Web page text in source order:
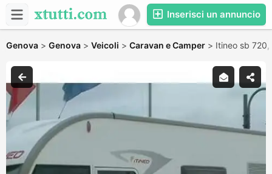
Inserisci un annuncio
Genova > Genova > Veicoli > Caravan e Camper > Itineo sb 720,